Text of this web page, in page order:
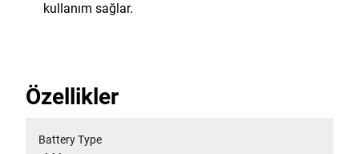
kullanım sağlar.
Özellikler
Battery Type